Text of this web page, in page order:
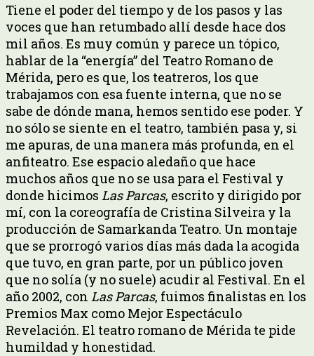
Tiene el poder del tiempo y de los pasos y las
voces que han retumbado allí desde hace dos
mil años. Es muy común y parece un tópico,
hablar de la “energía” del Teatro Romano de
Mérida, pero es que, los teatreros, los que
trabajamos con esa fuente interna, que no se
sabe de dónde mana, hemos sentido ese poder. Y
no sólo se siente en el teatro, también pasa y, si
me apuras, de una manera más profunda, en el
anfiteatro. Ese espacio aledaño que hace
muchos años que no se usa para el Festival y
donde hicimos Las Parcas, escrito y dirigido por
mí, con la coreografía de Cristina Silveira y la
producción de Samarkanda Teatro. Un montaje
que se prorrogó varios días más dada la acogida
que tuvo, en gran parte, por un público joven
que no solía (y no suele) acudir al Festival. En el
año 2002, con Las Parcas, fuimos finalistas en los
Premios Max como Mejor Espectáculo
Revelación. El teatro romano de Mérida te pide
humildad y honestidad.